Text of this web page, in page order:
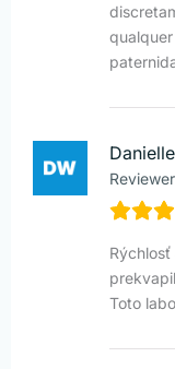
Reviewer
Toto